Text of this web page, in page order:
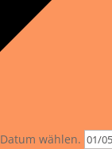
Datum wählen.